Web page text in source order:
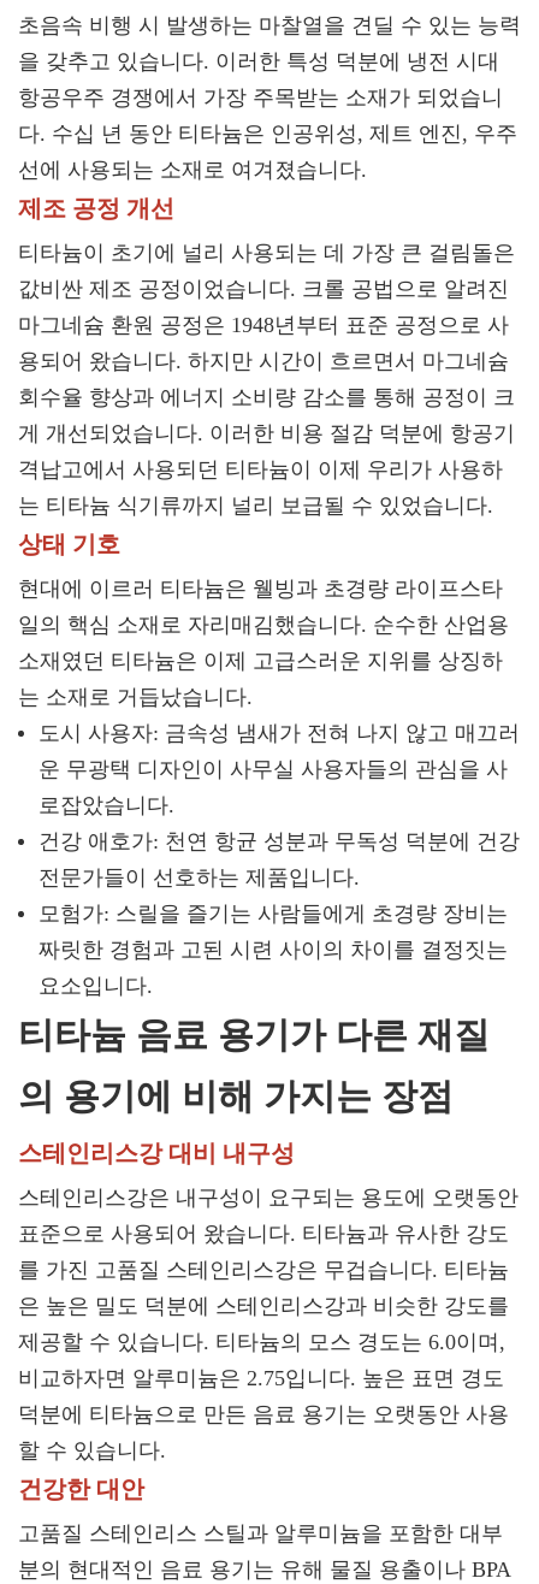
초음속 비행 시 발생하는 마찰열을 견딜 수 있는 능력
을 갖추고 있습니다. 이러한 특성 덕분에 냉전 시대
항공우주 경쟁에서 가장 주목받는 소재가 되었습니
다. 수십 년 동안 티타늄은 인공위성, 제트 엔진, 우주
선에 사용되는 소재로 여겨졌습니다.
제조 공정 개선
티타늄이 초기에 널리 사용되는 데 가장 큰 걸림돌은
값비싼 제조 공정이었습니다. 크롤 공법으로 알려진
마그네슘 환원 공정은 1948년부터 표준 공정으로 사
용되어 왔습니다. 하지만 시간이 흐르면서 마그네슘
회수율 향상과 에너지 소비량 감소를 통해 공정이 크
게 개선되었습니다. 이러한 비용 절감 덕분에 항공기
격납고에서 사용되던 티타늄이 이제 우리가 사용하
는 티타늄 식기류까지 널리 보급될 수 있었습니다.
상태 기호
현대에 이르러 티타늄은 웰빙과 초경량 라이프스타
일의 핵심 소재로 자리매김했습니다. 순수한 산업용
소재였던 티타늄은 이제 고급스러운 지위를 상징하
는 소재로 거듭났습니다.
도시 사용자: 금속성 냄새가 전혀 나지 않고 매끄러
운 무광택 디자인이 사무실 사용자들의 관심을 사
로잡았습니다.
건강 애호가: 천연 항균 성분과 무독성 덕분에 건강
전문가들이 선호하는 제품입니다.
모험가: 스릴을 즐기는 사람들에게 초경량 장비는
짜릿한 경험과 고된 시련 사이의 차이를 결정짓는
요소입니다.
티타늄 음료 용기가 다른 재질
의 용기에 비해 가지는 장점
스테인리스강 대비 내구성
스테인리스강은 내구성이 요구되는 용도에 오랫동안
표준으로 사용되어 왔습니다. 티타늄과 유사한 강도
를 가진 고품질 스테인리스강은 무겁습니다. 티타늄
은 높은 밀도 덕분에 스테인리스강과 비슷한 강도를
제공할 수 있습니다. 티타늄의 모스 경도는 6.0이며,
비교하자면 알루미늄은 2.75입니다. 높은 표면 경도
덕분에 티타늄으로 만든 음료 용기는 오랫동안 사용
할 수 있습니다.
건강한 대안
고품질 스테인리스 스틸과 알루미늄을 포함한 대부
분의 현대적인 음료 용기는 유해 물질 용출이나 BPA